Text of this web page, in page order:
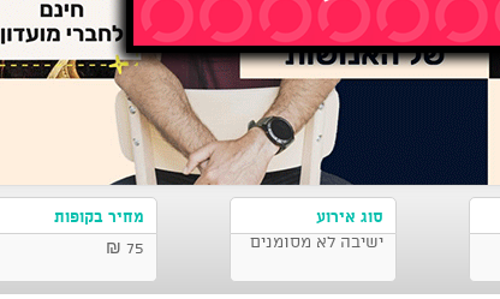
סוג אירוע
ישיבה לא מסומנים
מחיר בקופות
75 ₪